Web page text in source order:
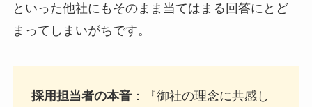
といった他社にもそのまま当てはまる回答にとど
まってしまいがちです。
採用担当者の本音：『御社の理念に共感し